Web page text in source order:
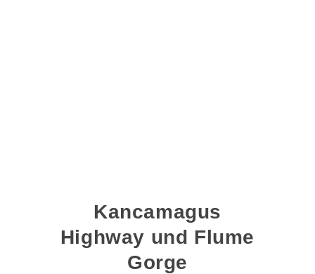
Kancamagus
Highway und Flume
Gorge